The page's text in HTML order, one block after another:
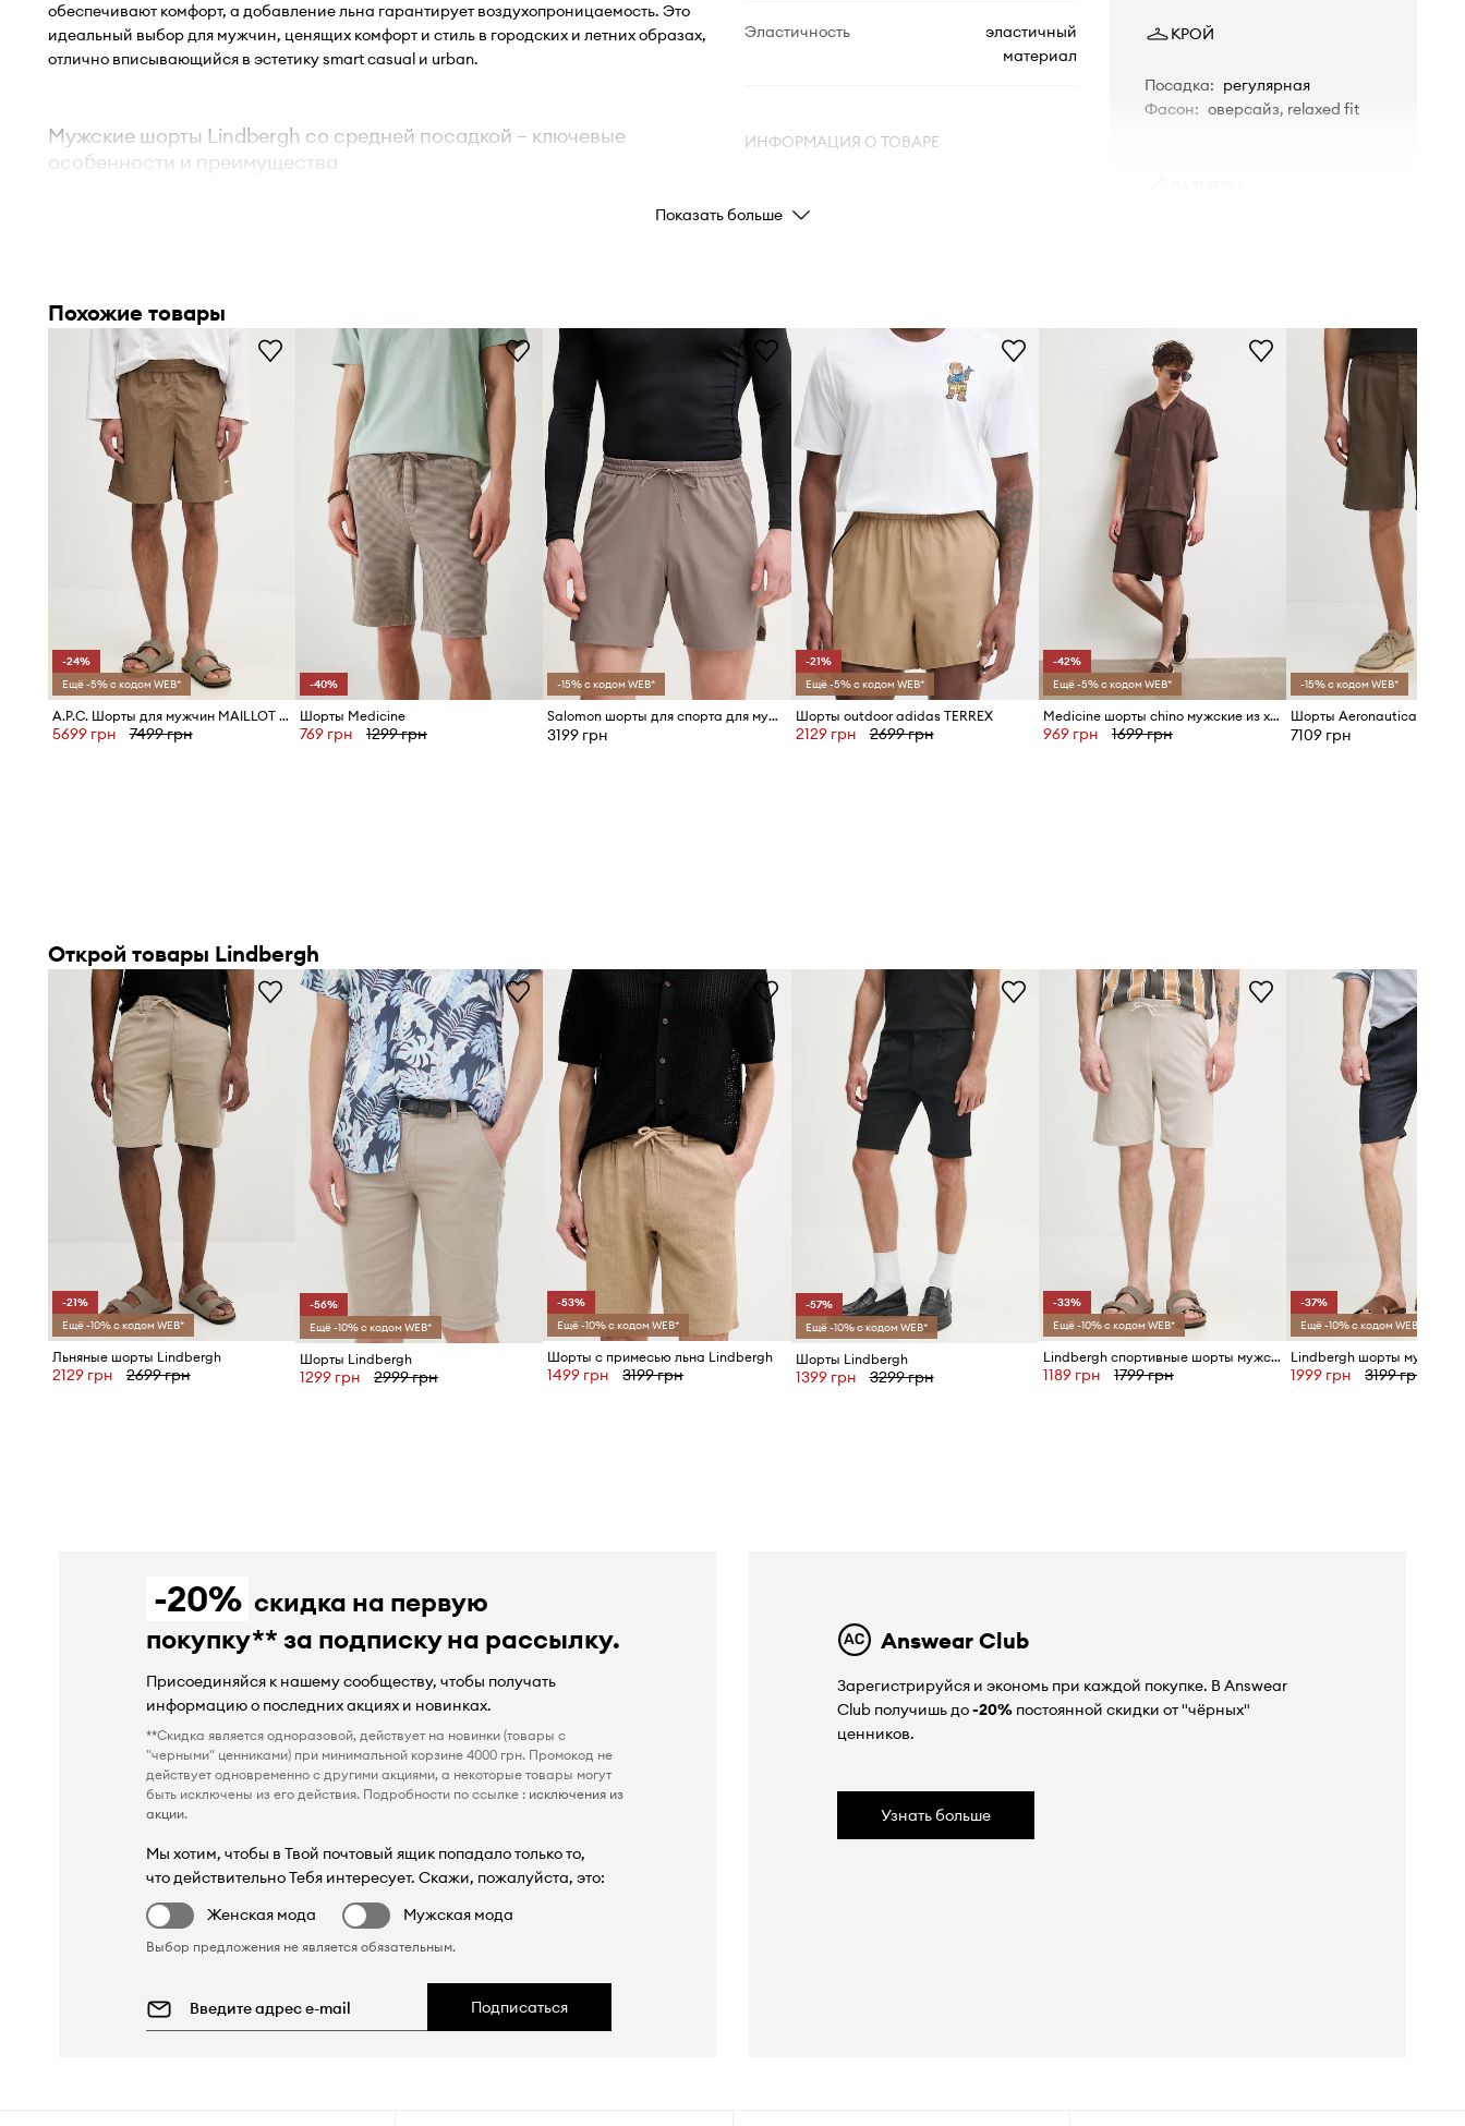
обеспечивают комфорт, а добавление льна гарантирует воздухопроницаемость. Это
идеальный выбор для мужчин, ценящих комфорт и стиль в городских и летних образах,
отлично вписывающийся в эстетику smart casual и urban.
Мужские шорты Lindbergh со средней посадкой – ключевые
особенности и преимущества
Средняя посадкаобеспечивает удобное прилегание в талии без
лишнего давления
Ткань из хлопка и льна
приятна на ощупь и способствует естественной
циркуляции воздуха
Универсальный дизайн сочетает повседневный и городской стили ,
идеально подходя для прогулок по городу
Застежка на пуговицу и молнию
с эластичной резинкой и шнурками на
талии облегчает подгонку по фигуре
Практичные карманы
: боковые прорезные и задние на пуговице,
позволяют удобно хранить мелкие предметы
Однотонный материалпозволяет легко сочетать шорты с другими
элементами гардероба
Эластичность
эластичный
материал
ИНФОРМАЦИЯ О ТОВАРЕ
Код производителя
Бренд Lindbergh
ID Товара
КРОЙ
Посадка: регулярная
Фасон: оверсайз, relaxed fit
Мы рекомендуем выбирать тот
размер, который Вы обычно носите.
Размерная сетка
Показать больше
Похожие товары
-24%
Ещё -5% с кодом WEB*
A.P.C. Шорты для мужчин MAILLOT DE BAIN
5699 грн 7499 грн
-40%
Шорты Medicine
769 грн 1299 грн
-15% с кодом WEB*
Salomon шорты для спорта для мужчин
3199 грн
-21%
Ещё -5% с кодом WEB*
Шорты outdoor adidas TERREX
2129 грн 2699 грн
-42%
Ещё -5% с кодом WEB*
Medicine шорты chino мужские из хлопка
969 грн 1699 грн
-15% с кодом WEB*
Шорты Aeronautica
7109 грн
Открой товары Lindbergh
-21%
Ещё -10% с кодом WEB*
Льняные шорты Lindbergh
2129 грн 2699 грн
-56%
Ещё -10% с кодом WEB*
Шорты Lindbergh
1299 грн 2999 грн
-53%
Ещё -10% с кодом WEB*
Шорты с примесью льна Lindbergh
1499 грн 3199 грн
-57%
Ещё -10% с кодом WEB*
Шорты Lindbergh
1399 грн 3299 грн
-33%
Ещё -10% с кодом WEB*
Lindbergh спортивные шорты мужские с хлопком
1189 грн 1799 грн
-37%
Ещё -10% с кодом WEB*
1999 грн 3199 грн
-20% скидка на первую
покупку** за подписку на рассылку.
Присоединяйся к нашему сообществу, чтобы получать
информацию о последних акциях и новинках.
**Скидка является одноразовой, действует на новинки (товары с
"черными" ценниками) при минимальной корзине 4000 грн. Промокод не
действует одновременно с другими акциями, а некоторые товары могут
быть исключены из его действия. Подробности по ссылке : исключения из
акции.
Мы хотим, чтобы в Твой почтовый ящик попадало только то,
что действительно Тебя интересует. Скажи, пожалуйста, это:
Женская мода
Мужская мода
Выбор предложения не является обязательным.
Подписаться
Answear Club
Зарегистрируйся и экономь при каждой покупке. В Answear
Club получишь до-20%постоянной скидки от "чёрных"
ценников.
Узнать больше